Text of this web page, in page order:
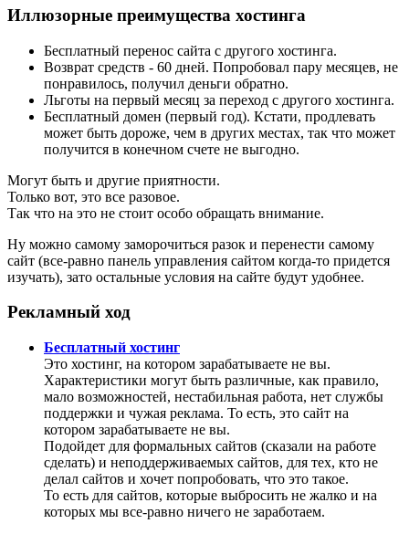
Иллюзорные преимущества хостинга
Бесплатный перенос сайта с другого хостинга.
Возврат средств - 60 дней. Попробовал пару месяцев, не
понравилось, получил деньги обратно.
Льготы на первый месяц за переход с другого хостинга.
Бесплатный домен (первый год). Кстати, продлевать
может быть дороже, чем в других местах, так что может
получится в конечном счете не выгодно.
Могут быть и другие приятности.
Только вот, это все разовое.
Так что на это не стоит особо обращать внимание.
Ну можно самому заморочиться разок и перенести самому
сайт (все-равно панель управления сайтом когда-то придется
изучать), зато остальные условия на сайте будут удобнее.
Рекламный ход
Бесплатный хостинг
Это хостинг, на котором зарабатываете не вы.
Характеристики могут быть различные, как правило,
мало возможностей, нестабильная работа, нет службы
поддержки и чужая реклама. То есть, это сайт на
котором зарабатываете не вы.
Подойдет для формальных сайтов (сказали на работе
сделать) и неподдерживаемых сайтов, для тех, кто не
делал сайтов и хочет попробовать, что это такое.
То есть для сайтов, которые выбросить не жалко и на
которых мы все-равно ничего не заработаем.